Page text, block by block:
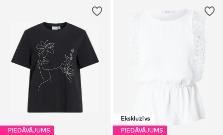
PIEDĀVĀJUMS
Ekskluzīvs
PIEDĀVĀJUMS